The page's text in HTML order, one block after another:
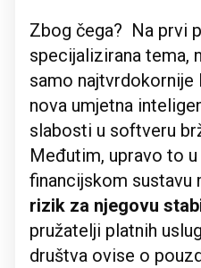
Zbog čega? Na prvi
specijalizirana tema,
samo najtvrdokornije
nova umjetna
slabosti u softveru
Međutim, upravo to
financijskom sustavu
rizik za njegovu
pružatelji platnih
društva ovise o